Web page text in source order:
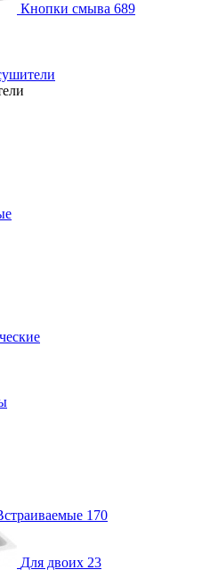
Кнопки смыва 689
170
Для двоих 23